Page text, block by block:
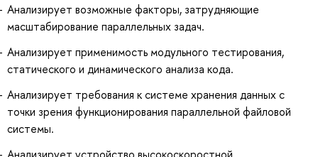
Анализирует возможные факторы, затрудняющие
масштабирование параллельных задач.
Анализирует применимость модульного тестирования,
статического и динамического анализа кода.
Анализирует требования к системе хранения данных с
точки зрения функционирования параллельной файловой
системы.